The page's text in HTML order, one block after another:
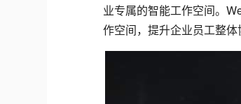
业专属的智能工作空间。
作空间，提升企业员工整体